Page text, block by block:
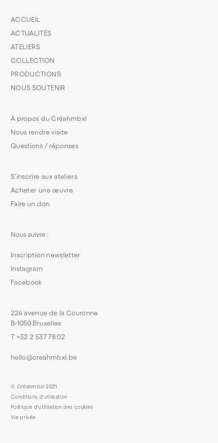
S’inscrire aux ateliers
Acheter une œuvre
Faire un don
À propos du Créahmbxl
Nous rendre visite
Questions / réponses
ACCUEIL
ACTUALITÉS
ATELIERS
COLLECTION
PRODUCTIONS
NOUS SOUTENIR
224 avenue de la Couronne
B-1050 Bruxelles
T +32 2 537 78 02
hello@creahmbxl.be
Nous suivre :
Inscription newsletter
Instagram
Facebook
© Créahmbxl 2021
Conditions d'utilisation
Politique d'utilisation des cookies
Vie privée